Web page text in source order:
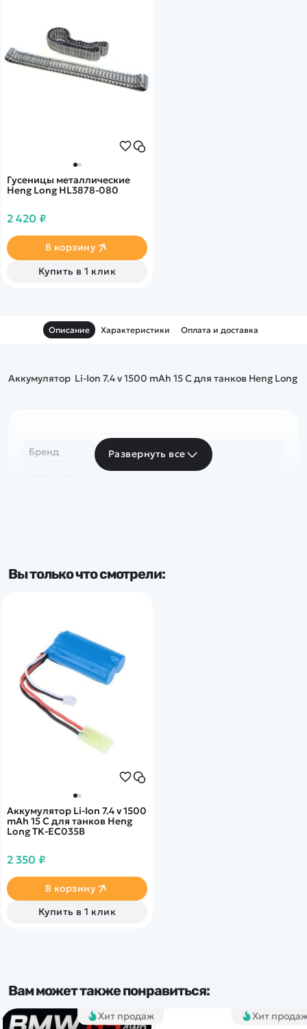
Гусеницы металлические
Heng Long HL3878-080
2 420 ₽
В корзину
Купить в 1 клик
Описание Характеристики Оплата и доставка
Аккумулятор Li-Ion 7.4 v 1500 mAh 15 C для танков Heng Long
Бренд
Развернуть все
Вы только что смотрели:
Аккумулятор Li-Ion 7.4 v 1500
mAh 15 C для танков Heng
Long TK-EC035B
2 350 ₽
В корзину
Купить в 1 клик
Вам может также понравиться:
Хит
Хит продаж